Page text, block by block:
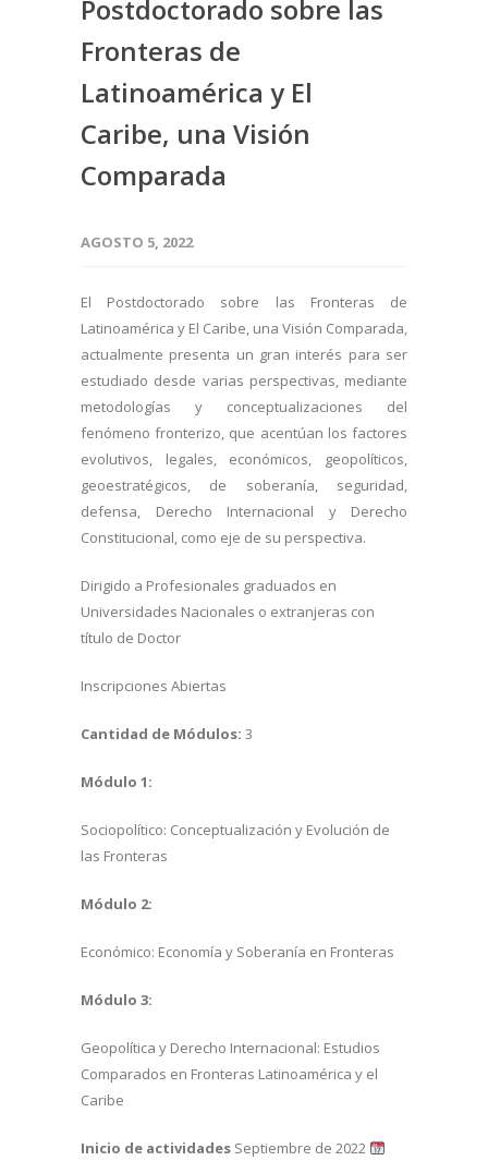
Postdoctorado sobre las
Fronteras de
Latinoamérica y El
Caribe, una Visión
Comparada
AGOSTO 5, 2022
El Postdoctorado sobre las Fronteras de
Latinoamérica y El Caribe, una Visión Comparada,
actualmente presenta un gran interés para ser
estudiado desde varias perspectivas, mediante
metodologías y conceptualizaciones del
fenómeno fronterizo, que acentúan los factores
evolutivos, legales, económicos, geopolíticos,
geoestratégicos, de soberanía, seguridad,
defensa, Derecho Internacional y Derecho
Constitucional, como eje de su perspectiva.
Dirigido a Profesionales graduados en
Universidades Nacionales o extranjeras con
título de Doctor
Inscripciones Abiertas
Cantidad de Módulos: 3
Módulo 1:
Sociopolítico: Conceptualización y Evolución de
las Fronteras
Módulo 2:
Económico: Economía y Soberanía en Fronteras
Módulo 3:
Geopolítica y Derecho Internacional: Estudios
Comparados en Fronteras Latinoamérica y el
Caribe
Inicio de actividades Septiembre de 2022